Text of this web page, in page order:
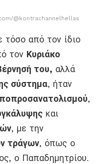
@kontrachannelhellas
τόσο από τον ίδιο
τον Κυριάκο
του, αλλά
σύστημα, ήταν
,
και
, με την
τράγων, όπως ο
ο Παπαδημητρίου.